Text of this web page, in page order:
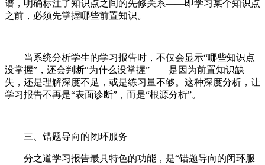
谱，明确标注了知识点之间的先修关系——即学习某个知识点
之前，必须先掌握哪些前置知识。
当系统分析学生的学习报告时，不仅会显示“哪些知识点
没掌握”，还会判断“为什么没掌握”——是因为前置知识缺
失，还是理解深度不足，或是练习量不够。这种深度分析，让
学习报告不再是“表面诊断”，而是“根源分析”。
三、错题导向的闭环服务
分之道学习报告最具特色的功能，是“错题导向的闭环服